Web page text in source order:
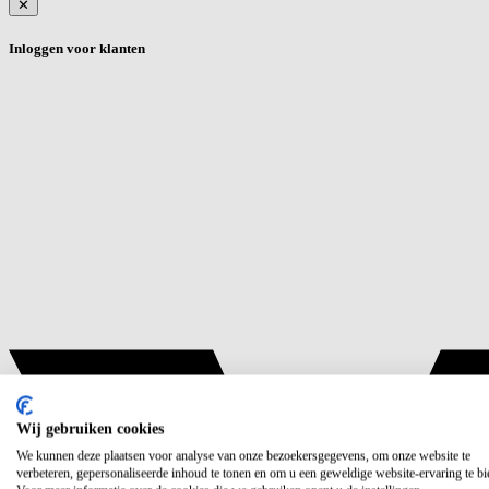
✕
Inloggen voor klanten
Wij gebruiken cookies
We kunnen deze plaatsen voor analyse van onze bezoekersgegevens, om onze website te
verbeteren, gepersonaliseerde inhoud te tonen en om u een geweldige website-ervaring te